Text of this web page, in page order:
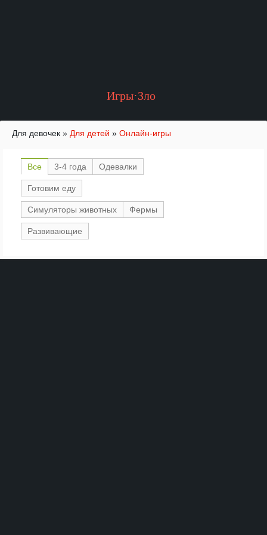
Игры·Зло
Для девочек » Для детей » Онлайн-игры
Все 3-4 года Одевалки
Готовим еду
Симуляторы животных Фермы
Развивающие